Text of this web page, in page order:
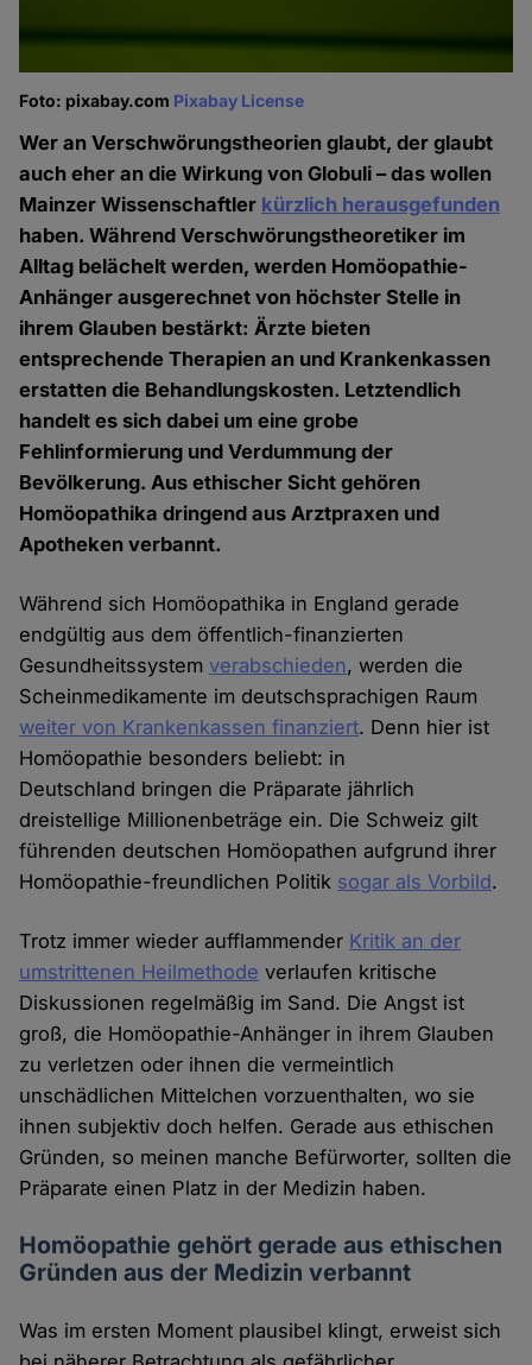
Foto: pixabay.com Pixabay License
Wer an Verschwörungstheorien glaubt, der glaubt
auch eher an die Wirkung von Globuli – das wollen
Mainzer Wissenschaftler kürzlich herausgefunden
haben. Während Verschwörungstheoretiker im
Alltag belächelt werden, werden Homöopathie-
Anhänger ausgerechnet von höchster Stelle in
ihrem Glauben bestärkt: Ärzte bieten
entsprechende Therapien an und Krankenkassen
erstatten die Behandlungskosten. Letztendlich
handelt es sich dabei um eine grobe
Fehlinformierung und Verdummung der
Bevölkerung. Aus ethischer Sicht gehören
Homöopathika dringend aus Arztpraxen und
Apotheken verbannt.
Während sich Homöopathika in England gerade
endgültig aus dem öffentlich-finanzierten
Gesundheitssystemverabschieden, werden die
Scheinmedikamente im deutschsprachigen Raum
weiter von Krankenkassen finanziert. Denn hier ist
Homöopathie besonders beliebt: in
Deutschland bringen die Präparate jährlich
dreistellige Millionenbeträge ein. Die Schweiz gilt
führenden deutschen Homöopathen aufgrund ihrer
Homöopathie-freundlichen Politik sogar als Vorbild.
Trotz immer wieder aufflammender Kritik an der
umstrittenen Heilmethode verlaufen kritische
Diskussionen regelmäßig im Sand. Die Angst ist
groß, die Homöopathie-Anhänger in ihrem Glauben
zu verletzen oder ihnen die vermeintlich
unschädlichen Mittelchen vorzuenthalten, wo sie
ihnen subjektiv doch helfen. Gerade aus ethischen
Gründen, so meinen manche Befürworter, sollten die
Präparate einen Platz in der Medizin haben.
Homöopathie gehört gerade aus ethischen
Gründen aus der Medizin verbannt
Was im ersten Moment plausibel klingt, erweist sich